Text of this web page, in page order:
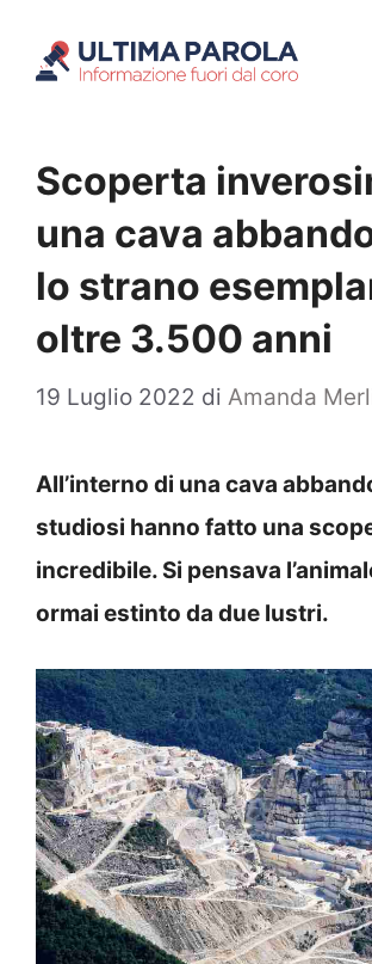
Scoperta
una cava
lo strano
oltre 3.500 anni
19 Luglio 2022 di Amanda
All’interno di una cava
studiosi hanno fatto una
incredibile. Si pensava
ormai estinto da due lustri.